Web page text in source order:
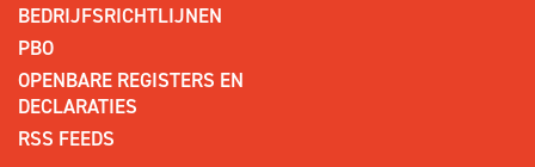
BEDRIJFSRICHTLIJNEN
PBO
OPENBARE REGISTERS EN
DECLARATIES
RSS FEEDS